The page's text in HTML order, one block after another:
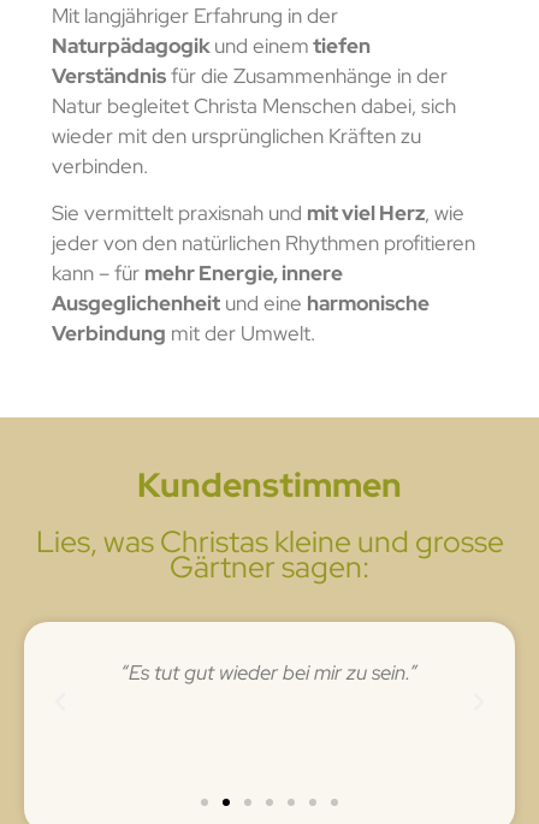
Mit langjähriger Erfahrung in der
Naturpädagogikund einemtiefen
Verständnisfür die Zusammenhänge in der
Natur begleitet Christa Menschen dabei, sich
wieder mit den ursprünglichen Kräften zu
verbinden.
Sie vermittelt praxisnah und mit viel Herz, wie
jeder von den natürlichen Rhythmen profitieren
kann – für mehr Energie, innere
Ausgeglichenheitund eine harmonische
Verbindung mit der Umwelt.
Kundenstimmen
Lies, was Christas kleine und grosse
Gärtner sagen:
“Es tut gut wieder bei mir zu sein.”